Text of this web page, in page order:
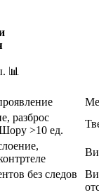
📊
разброс
>10 ед.
без следов